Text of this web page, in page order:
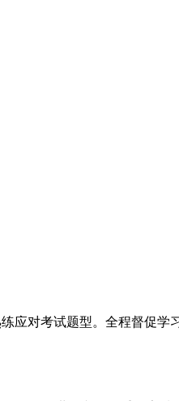
应对考试题型。全程督促学